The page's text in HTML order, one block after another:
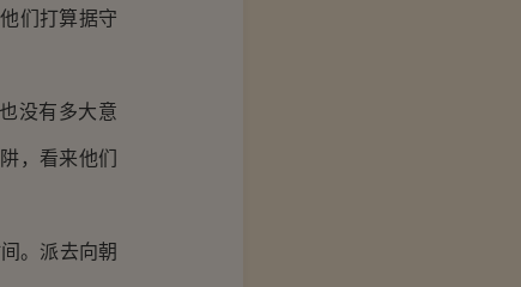
们打算据守
没有多大意
，看来他们
。派去向朝